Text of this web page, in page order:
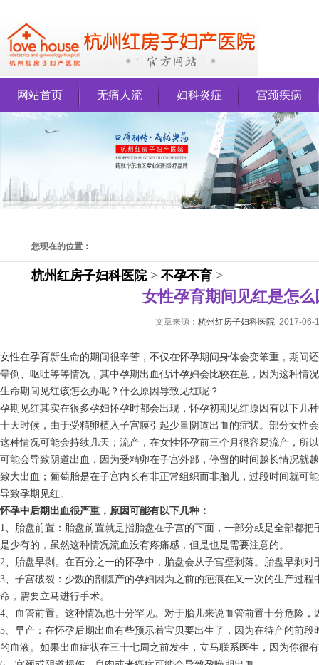
网站首页 无痛人流 妇科炎症 宫颈疾病
您现在的位置：
杭州红房子妇科医院> 不孕不育 >
女性孕育期间见红是怎么
文章来源： 杭州红房子妇科医院 2017-06-
女性在孕育新生命的期间很辛苦，不仅在怀孕期间身体会变笨重，期间
晕倒、呕吐等等情况，其中孕期出血估计孕妇会比较在意，因为这种情
生命期间见红该怎么办呢？什么原因导致见红呢？
孕期见红其实在很多孕妇怀孕时都会出现，怀孕初期见红原因有以下几
十天时候，由于受精卵植入子宫膜引起少量阴道出血的症状。部分女性
这种情况可能会持续几天；流产，在女性怀孕前三个月很容易流产，所
可能会导致阴道出血，因为受精卵在子宫外部，停留的时间越长情况就
致大出血；葡萄胎是在子宫内长有非正常组织而非胎儿，过段时间就可
导致孕期见红。
怀孕中后期出血很严重，原因可能有以下几种：
1、胎盘前置：胎盘前置就是指胎盘在子宫的下面，一部分或是全部都
是少有的，虽然这种情况流血没有疼痛感，但是也是需要注意的。
2、胎盘早剥。在百分之一的怀孕中，胎盘会从子宫壁剥落。胎盘早剥
3、子宫破裂：少数的剖腹产的孕妇因为之前的疤痕在又一次的生产过
命，需要立马进行手术。
4、血管前置。这种情况也十分罕见。对于胎儿来说血管前置十分危险
5、早产：在怀孕后期出血有些预示着宝贝要出生了，因为在待产的前
的血液。如果出血症状在三十七周之前发生，立马联系医生，因为你很